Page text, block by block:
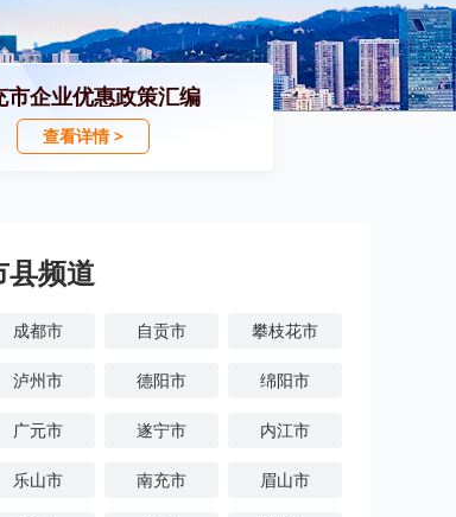
市企业优惠政策汇编
查看详情 >
县频道
成都市 自贡市 攀枝花市
泸州市 德阳市 绵阳市
广元市 遂宁市 内江市
乐山市 南充市 眉山市